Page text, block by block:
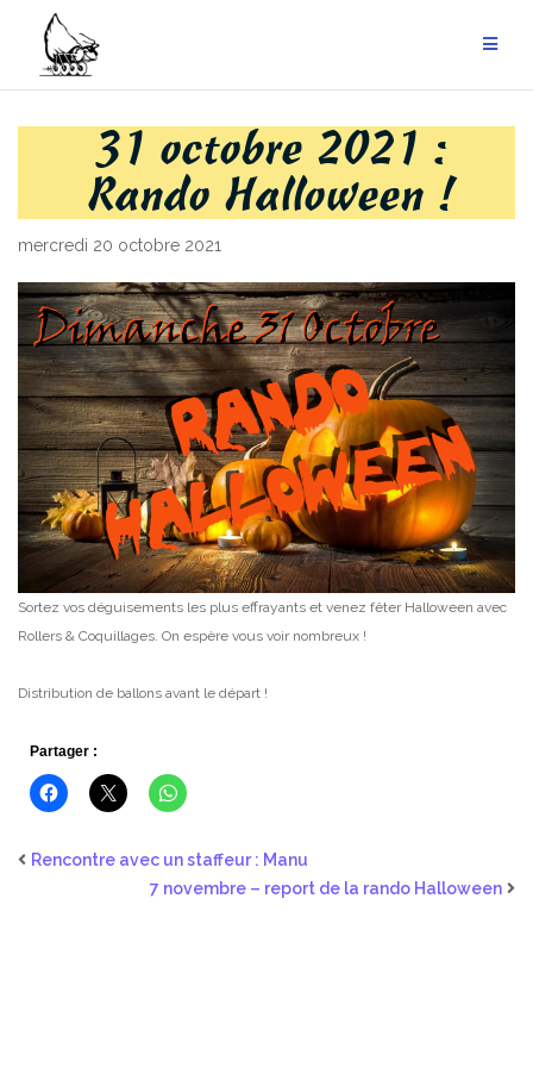
contenu
31 octobre 2021 :
Rando Halloween !
mercredi 20 octobre 2021
Sortez vos déguisements les plus effrayants et venez fêter Halloween avec
Rollers & Coquillages. On espère vous voir nombreux !
Distribution de ballons avant le départ !
Partager :
Rencontre avec un staffeur : Manu
7 novembre – report de la rando Halloween